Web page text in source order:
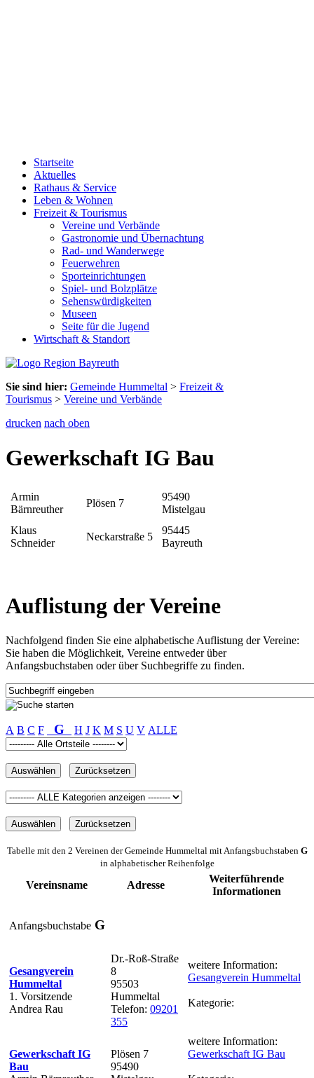
Startseite
Aktuelles
Rathaus & Service
Leben & Wohnen
Freizeit & Tourismus
Vereine und Verbände
Gastronomie und Übernachtung
Rad- und Wanderwege
Feuerwehren
Sporteinrichtungen
Spiel- und Bolzplätze
Sehenswürdigkeiten
Museen
Seite für die Jugend
Wirtschaft & Standort
Sie sind hier: Gemeinde Hummeltal > Freizeit &
Tourismus > Vereine und Verbände
drucken nach oben
Gewerkschaft IG Bau
Armin
Bärnreuther
Plösen 7
95490
Mistelgau
Klaus
Schneider
Neckarstraße 5
95445
Bayreuth
Auflistung der Vereine
Nachfolgend finden Sie eine alphabetische Auflistung der Vereine:
Sie haben die Möglichkeit, Vereine entweder über
Anfangsbuchstaben oder über Suchbegriffe zu finden.
A B C F G H J K M S U V ALLE
Tabelle mit den 2 Vereinen der Gemeinde Hummeltal mit Anfangsbuchstaben G
in alphabetischer Reihenfolge
Vereinsname Adresse
Weiterführende
Informationen
Anfangsbuchstabe G
Gesangverein
Hummeltal
1. Vorsitzende
Andrea Rau
Dr.-Roß-Straße
8
95503
Hummeltal
Telefon: 09201
355
weitere Information:
Gesangverein Hummeltal
Kategorie:
Gewerkschaft IG
Bau
Plösen 7
95490
weitere Information:
Gewerkschaft IG Bau